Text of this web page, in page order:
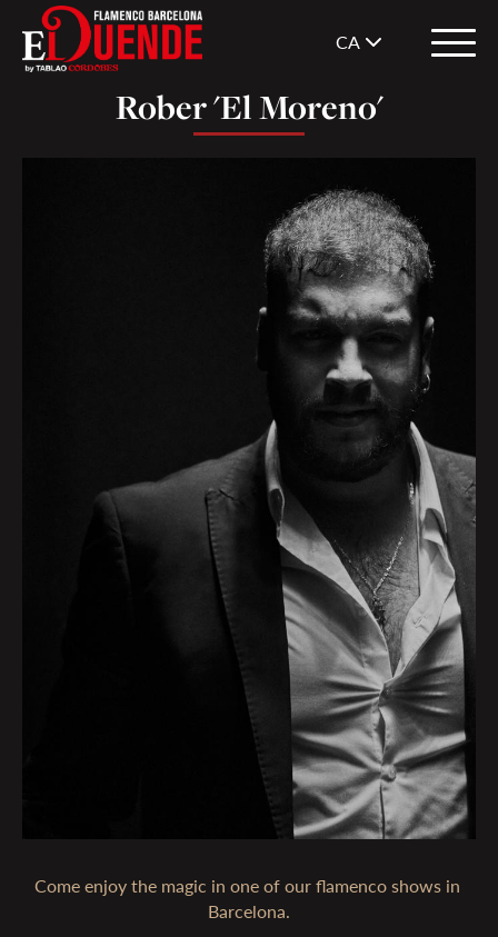
CA
Rober 'El Moreno'
Come enjoy the magic in one of our flamenco shows in
Barcelona.